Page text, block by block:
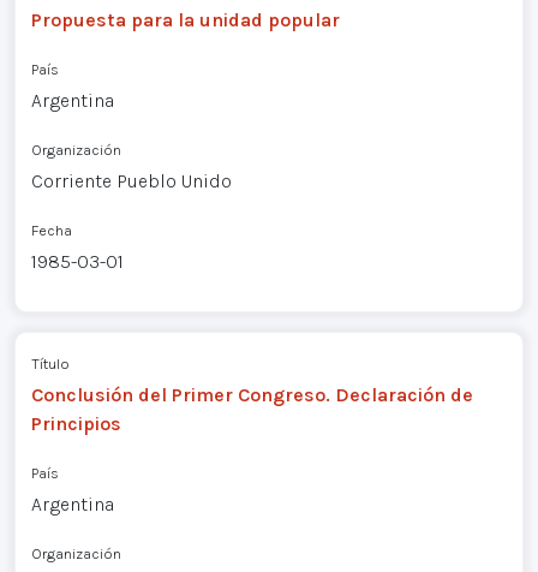
Propuesta para la unidad popular
País
Argentina
Organización
Corriente Pueblo Unido
Fecha
1985-03-01
Título
Conclusión del Primer Congreso. Declaración de
Principios
País
Argentina
Organización